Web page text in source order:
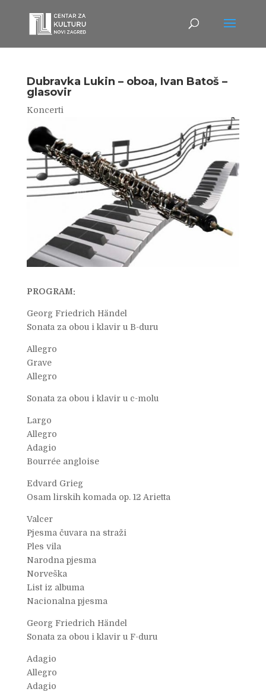
Dubravka Lukin – oboa, Ivan Batoš –
glasovir
Koncerti
PROGRAM:
Georg Friedrich Händel
Sonata za obou i klavir u B-duru
Allegro
Grave
Allegro
Sonata za obou i klavir u c-molu
Largo
Allegro
Adagio
Bourrée angloise
Edvard Grieg
Osam lirskih komada op. 12 Arietta
Valcer
Pjesma čuvara na straži
Ples vila
Narodna pjesma
Norveška
List iz albuma
Nacionalna pjesma
Georg Friedrich Händel
Sonata za obou i klavir u F-duru
Adagio
Allegro
Adagio